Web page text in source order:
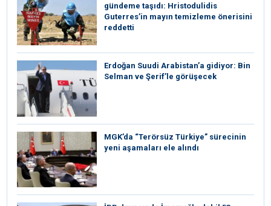
gündeme taşıdı: Hristodulidis
Guterres’in mayın temizleme önerisini
reddetti
Erdoğan Suudi Arabistan’a gidiyor: Bin
Selman ve Şerif’le görüşecek
MGK’da “Terörsüz Türkiye” sürecinin
yeni aşamaları ele alındı